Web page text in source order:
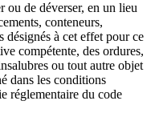
ou de déverser, en un lieu
conteneurs,
désignés à cet effet pour ce
compétente, des ordures,
ou tout autre objet
dans les conditions
réglementaire du code